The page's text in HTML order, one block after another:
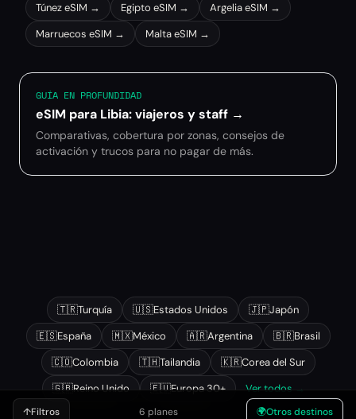
TúnezeSIM → Egipto eSIM → ArgeliaeSIM →
Marruecos eSIM → MaltaeSIM →
GUÍA EN PROFUNDIDAD
eSIM para Libia: viajeros y staff →
Comparativas, cobertura por zonas, consejos de
activación y trucos para no pagar de más.
Otros destinos populares
🇹🇷Turquía 🇺🇸Estados Unidos 🇯🇵Japón
🇪🇸España 🇲🇽México 🇦🇷Argentina 🇧🇷Brasil
🇨🇴Colombia 🇹🇭Tailandia 🇰🇷Corea del Sur
🇬🇧Reino Unido 🇪🇺Europa 30+ Ver todos →
↑Filtros 6 planes 🌍Otros destinos